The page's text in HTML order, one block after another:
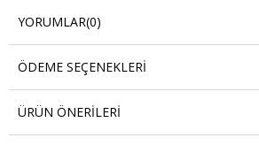
YORUMLAR(0)
ÖDEME SEÇENEKLERI
ÜRÜN ÖNERILERI